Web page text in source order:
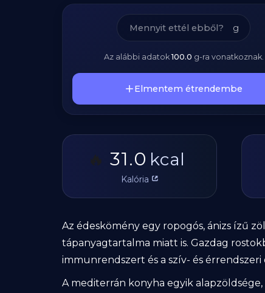
g
Az alábbi adatok100.0 g-ra vonatkoznak.
Elmentem étrendembe
🔥 31.0 kcal
Kalória
Az édeskömény egy ropogós, ánizs ízű
tápanyagtartalma miatt is. Gazdag
immunrendszert és a szív- és érrendszeri
A mediterrán konyha egyik